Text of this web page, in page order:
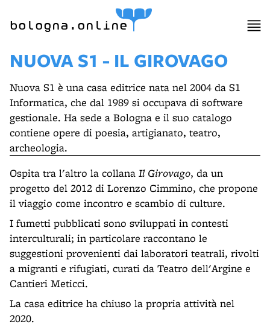
bologna.online
NUOVA S1 - IL GIROVAGO
Nuova S1 è una casa editrice nata nel 2004 da S1
Informatica, che dal 1989 si occupava di software
gestionale. Ha sede a Bologna e il suo catalogo
contiene opere di poesia, artigianato, teatro,
archeologia.
Ospita tra l'altro la collana Il Girovago, da un
progetto del 2012 di Lorenzo Cimmino, che propone
il viaggio come incontro e scambio di culture.
I fumetti pubblicati sono sviluppati in contesti
interculturali; in particolare raccontano le
suggestioni provenienti dai laboratori teatrali, rivolti
a migranti e rifugiati, curati da Teatro dell'Argine e
Cantieri Meticci.
La casa editrice ha chiuso la propria attività nel
2020.